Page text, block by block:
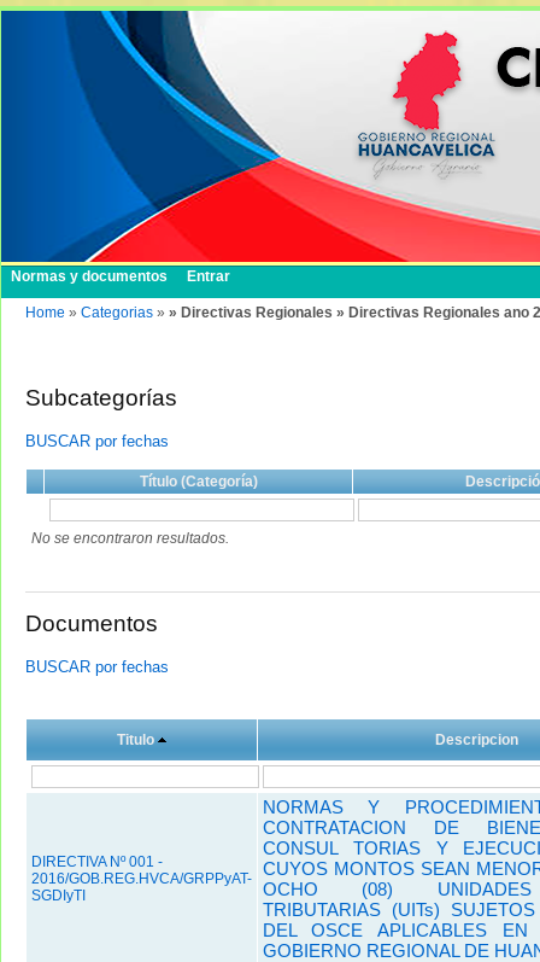
Normas y documentos Entrar
Home » Categorias » » Directivas Regionales » Directivas Regionales ano
Subcategorías
BUSCAR por fechas
Título (Categoría)
No se encontraron resultados.
Documentos
BUSCAR por fechas
Titulo Descripcion
DIRECTIVA Nº 001 -
2016/GOB.REG.HVCA/GRPPyAT-
SGDIyTI
NORMAS Y
CONTRATACION DE
CONSUL TORIAS Y
CUYOS MONTOS SEAN
OCHO (08) UNIDADES
TRIBUTARIAS (UITs)
DEL OSCE APLICABLES
GOBIERNO REGIONAL DE